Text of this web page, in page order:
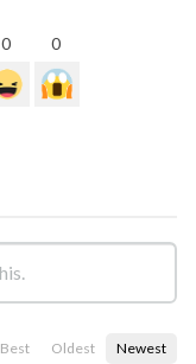
0 0
Best Oldest Newest